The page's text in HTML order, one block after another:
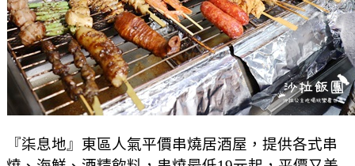
『柒息地』東區人氣平價串燒居酒屋，提供各式串